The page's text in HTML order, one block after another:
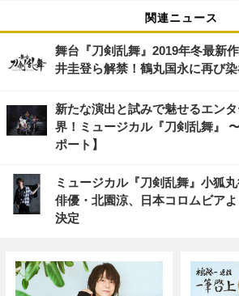
関連ニュース
舞台『刀剣乱舞』2019年冬最新
井圭登ら解禁！鶴丸国永に再び染
新たな演出と試みで魅せるエン
界！ミュージカル『刀剣乱舞』
ポート】
ミュージカル『刀剣乱舞』小狐
俳優・北園涼、日本コロムビア
決定